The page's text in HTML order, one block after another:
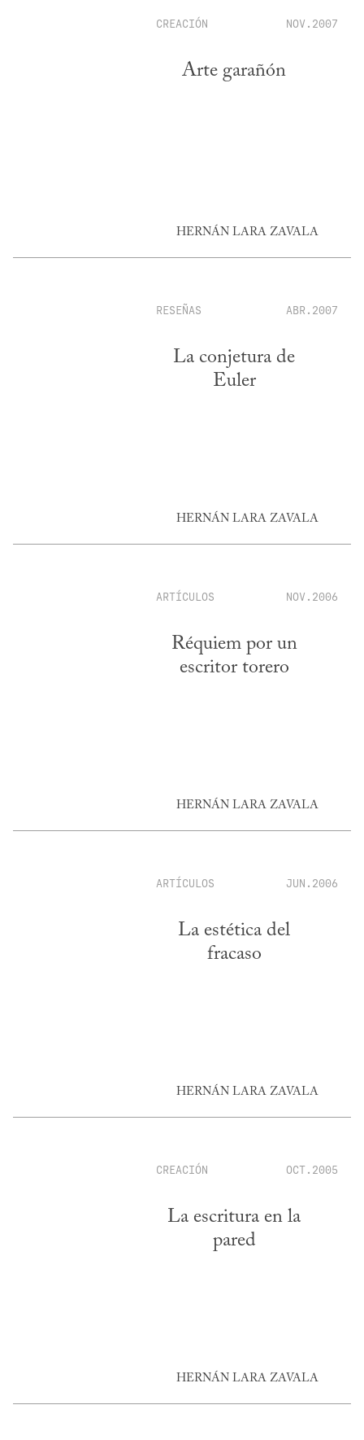
CREACIÓN NOV.2007
Arte garañón
HERNÁN LARA ZAVALA
RESEÑAS ABR.2007
La conjetura de
Euler
HERNÁN LARA ZAVALA
ARTÍCULOS NOV.2006
Réquiem por un
escritor torero
HERNÁN LARA ZAVALA
ARTÍCULOS JUN.2006
La estética del
fracaso
HERNÁN LARA ZAVALA
CREACIÓN OCT.2005
La escritura en la
pared
HERNÁN LARA ZAVALA